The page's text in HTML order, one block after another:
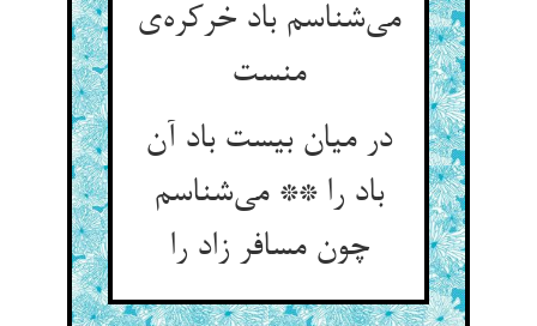
می‌شناسم باد خرکره‌ی
منست
در میان بیست باد آن
باد را ** می‌شناسم
چون مسافر زاد را